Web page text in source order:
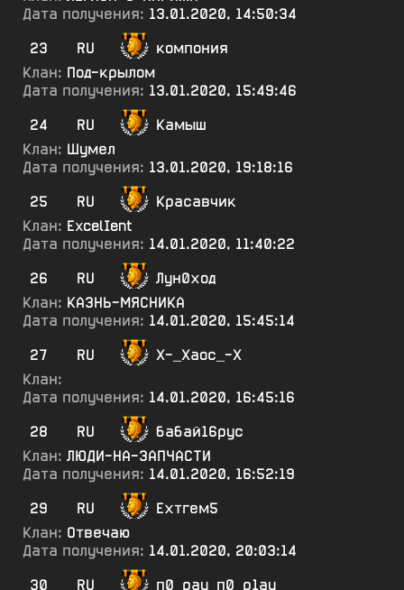
Дата получения: 13.01.2020, 14:50:34
23
RU
компония
Клан: Под-крылом
Дата получения: 13.01.2020, 15:49:46
24
RU
Камыш
Клан: Шумел
Дата получения: 13.01.2020, 19:18:16
25
RU
Красавчик
Клан: ExcelIent
Дата получения: 14.01.2020, 11:40:22
26
RU
Лун0ход
Клан: КАЗНЬ-МЯСНИКА
Дата получения: 14.01.2020, 15:45:14
27
RU
Х-_Хаос_-Х
Клан:
Дата получения: 14.01.2020, 16:45:16
28
RU
бабай16рус
Клан: ЛЮДИ-НА-ЗАПЧАСТИ
Дата получения: 14.01.2020, 16:52:19
29
RU
Ехтгем5
Клан: Отвечаю
Дата получения: 14.01.2020, 20:03:14
30
RU п0_рау_п0_р1ау